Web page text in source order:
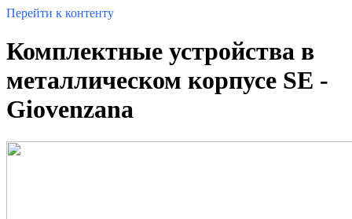
Перейти к контенту
Комплектные устройства в
металлическом корпусе SE -
Giovenzana